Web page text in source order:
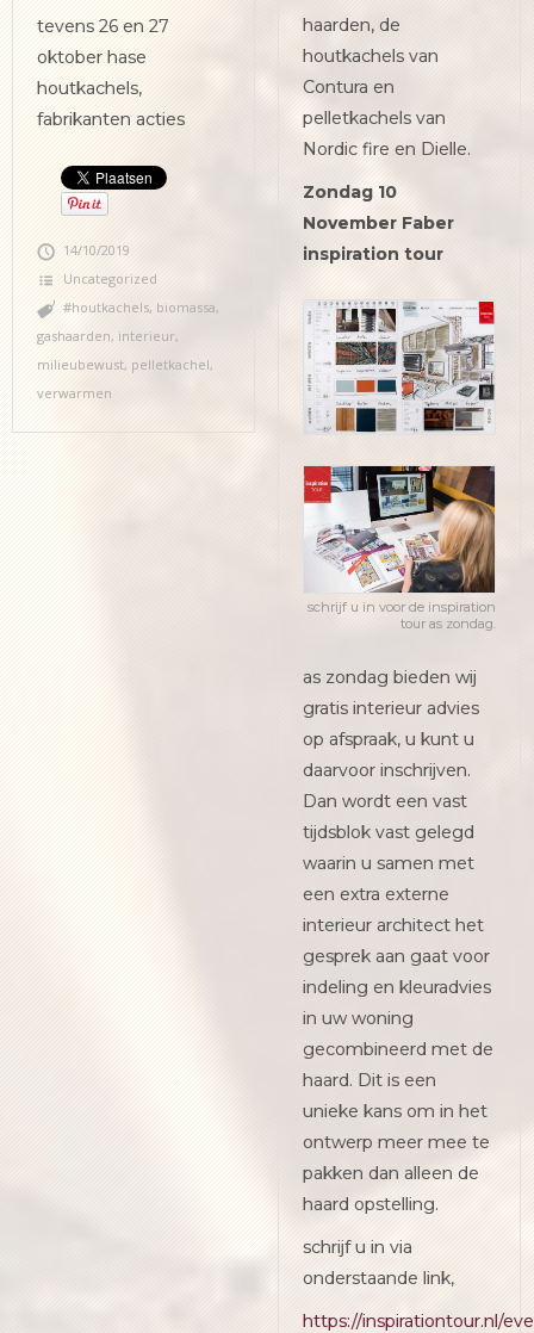
tevens 26 en 27
oktober hase
houtkachels,
fabrikanten acties
14/10/2019
Uncategorized
#houtkachels, biomassa,
gashaarden, interieur,
milieubewust, pelletkachel,
verwarmen
haarden, de
houtkachels van
Contura en
pelletkachels van
Nordic fire en Dielle.
Zondag 10
November Faber
inspiration tour
schrijf u in voor de inspiration
tour as zondag.
as zondag bieden wij
gratis interieur advies
op afspraak, u kunt u
daarvoor inschrijven.
Dan wordt een vast
tijdsblok vast gelegd
waarin u samen met
een extra externe
interieur architect het
gesprek aan gaat voor
indeling en kleuradvies
in uw woning
gecombineerd met de
haard. Dit is een
unieke kans om in het
ontwerp meer mee te
pakken dan alleen de
haard opstelling.
schrijf u in via
onderstaande link,
https://inspirationtour.nl/